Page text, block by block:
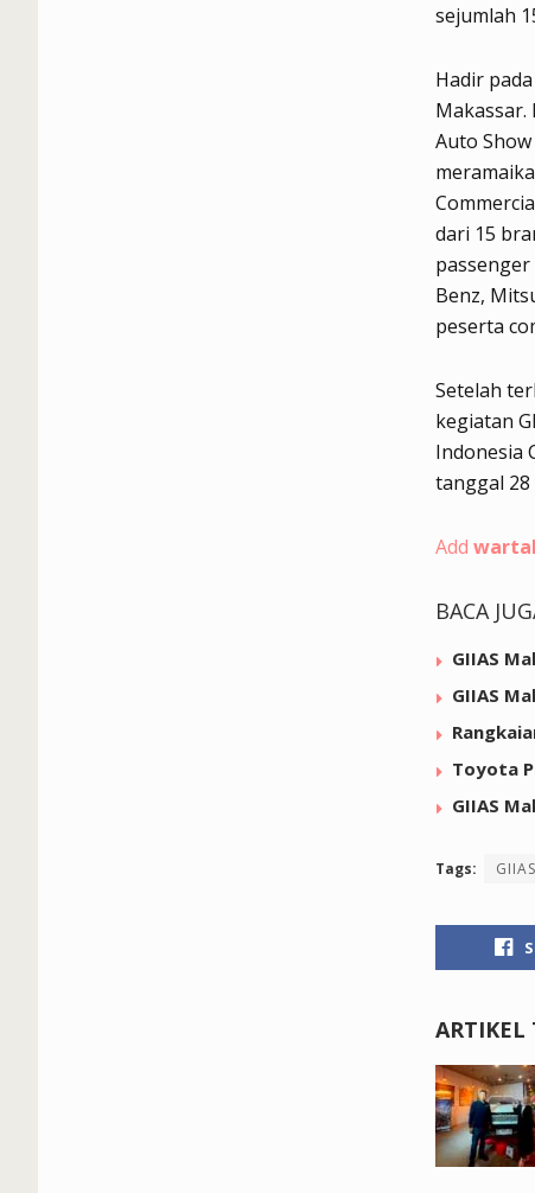
sejumlah
Hadir
Makassar.
Auto
dari 15
passenger
Benz,
peserta
Setelah
kegiatan
Indonesia
tanggal 28
Add
BACA
GIIAS
GIIAS
Toyota
GIIAS
Tags: GIIAS
ARTIKEL